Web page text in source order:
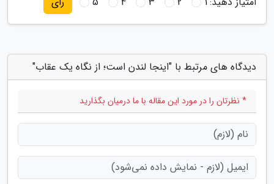
دیدگاه های مرتبط با "اینجا لندن است؛ از نگاه یک عقاب"
* نظرتان را در مورد این مقاله با ما درمیان بگذارید